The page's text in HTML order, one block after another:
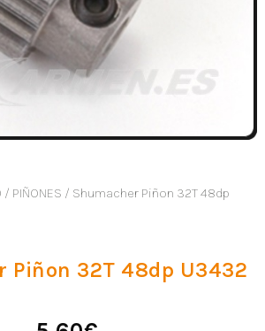
/ PIÑONES / Shumacher Piñon 32T 48dp
Piñon 32T 48dp U3432